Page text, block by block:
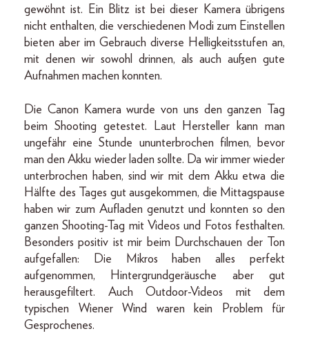
gewöhnt ist. Ein Blitz ist bei dieser Kamera übrigens
nicht enthalten, die verschiedenen Modi zum Einstellen
bieten aber im Gebrauch diverse Helligkeitsstufen an,
mit denen wir sowohl drinnen, als auch außen gute
Aufnahmen machen konnten.
Die Canon Kamera wurde von uns den ganzen Tag
beim Shooting getestet. Laut Hersteller kann man
ungefähr eine Stunde ununterbrochen filmen, bevor
man den Akku wieder laden sollte. Da wir immer wieder
unterbrochen haben, sind wir mit dem Akku etwa die
Hälfte des Tages gut ausgekommen, die Mittagspause
haben wir zum Aufladen genutzt und konnten so den
ganzen Shooting-Tag mit Videos und Fotos festhalten.
Besonders positiv ist mir beim Durchschauen der Ton
aufgefallen: Die Mikros haben alles perfekt
aufgenommen, Hintergrundgeräusche aber gut
herausgefiltert. Auch Outdoor-Videos mit dem
typischen Wiener Wind waren kein Problem für
Gesprochenes.